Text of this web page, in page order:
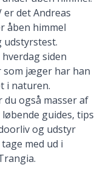
er det Andreas
åben himmel
udstyrstest.
siden
som jæger har han
i naturen.
du også masser af
løbende guides, tips
og udstyr
med ud i